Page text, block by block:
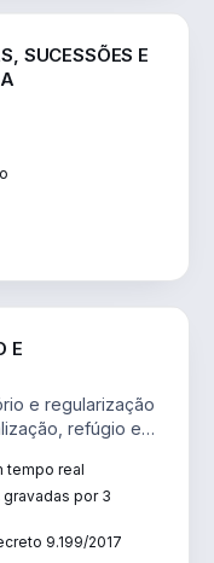
SUCESSÕES E
E
e regularização
refúgio e
tempo real
gravadas por 3
9.199/2017